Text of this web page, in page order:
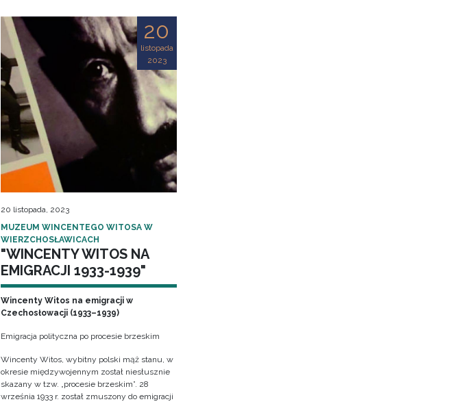
20
listopada
2023
20 listopada, 2023
MUZEUM WINCENTEGO WITOSA W
WIERZCHOSŁAWICACH
"WINCENTY WITOS NA
EMIGRACJI 1933-1939"
Wincenty Witos na emigracji w
Czechosłowacji (1933–1939)
Emigracja polityczna po procesie brzeskim
Wincenty Witos, wybitny polski mąż stanu, w
okresie międzywojennym został niesłusznie
skazany w tzw. „procesie brzeskim”. 28
września 1933 r. został zmuszony do emigracji